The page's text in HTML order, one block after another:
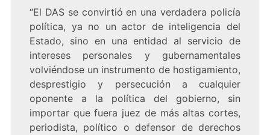
“El DAS se convirtió en una verdadera policía
política, ya no un actor de inteligencia del
Estado, sino en una entidad al servicio de
intereses personales y gubernamentales
volviéndose un instrumento de hostigamiento,
desprestigio y persecución a cualquier
oponente a la política del gobierno, sin
importar que fuera juez de más altas cortes,
periodista, político o defensor de derechos